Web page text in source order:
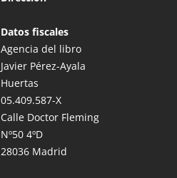
Datos fiscales
Agencia del libro
Javier Pérez-Ayala
Huertas
05.409.587-X
Calle Doctor Fleming
Nº50 4ºD
28036 Madrid